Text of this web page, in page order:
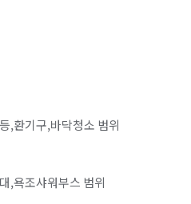
,환기구,바닥청소 범위
,욕조샤워부스 범위